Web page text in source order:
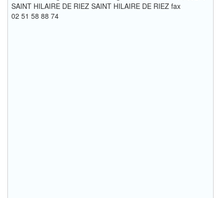
SAINT HILAIRE DE RIEZ SAINT HILAIRE DE RIEZ fax
02 51 58 88 74